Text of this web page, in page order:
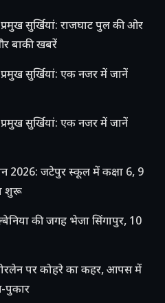
सुर्खियां: राजघाट पुल की ओर
बाकी खबरें
सुर्खियां: एक नजर में जानें
सुर्खियां: एक नजर में जानें
2026: जटेपुर स्कूल में कक्षा 6, 9
शुरू
की जगह भेजा सिंगापुर, 10
पर कोहरे का कहर, आपस में
पुकार